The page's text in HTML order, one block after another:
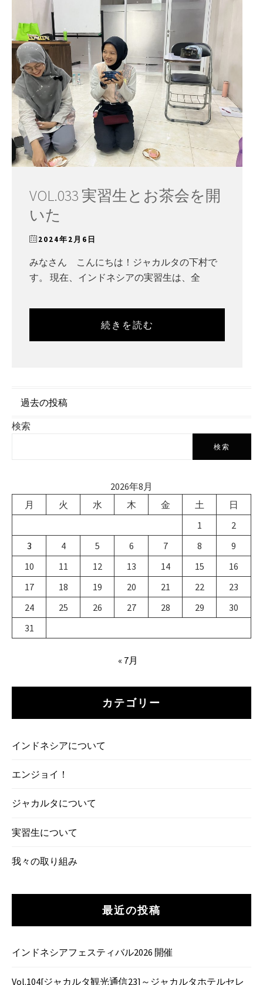
VOL.033 実習生とお茶会を開
いた
2024年2月6日
みなさん こんにちは！ジャカルタの下村で
す。 現在、インドネシアの実習生は、全
続きを読む
投
稿
ゲ
ー
シ
ョ
ン
過去の投稿
検索
検索
2026年8月
月
火 水 木 金 土
日
1
2
3
4 5 6 7 8
9
10
11 12 13 14 15
16
17
18 19 20 21 22
23
24
25 26 27 28 29
30
31
« 7月
カテゴリー
インドネシアについて
エンジョイ！
ジャカルタについて
実習生について
我々の取り組み
最近の投稿
インドネシアフェスティバル2026 開催
Vol.104[ジャカルタ観光通信23]～ジャカルタホテルセレ